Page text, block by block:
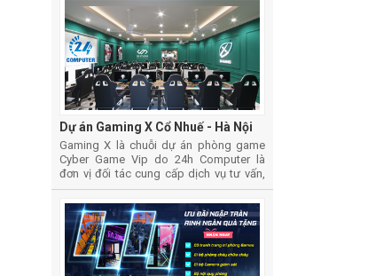
Dự án Gaming X Cổ Nhuế - Hà Nội
Gaming X là chuỗi dự án phòng game
Cyber Game Vip do 24h Computer là
đơn vị đối tác cung cấp dịch vụ tư vấn,
thiết kế, thi công lắp đặt và cung cấp vật
tư thiết bị phòng Game